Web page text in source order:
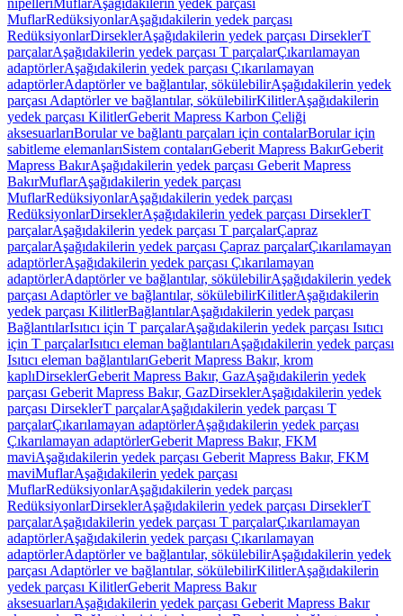
nipelleriMuflarAşağıdakilerin yedek parçası
MuflarRedüksiyonlarAşağıdakilerin yedek parçası
RedüksiyonlarDirseklerAşağıdakilerin yedek parçası DirseklerT
parçalarAşağıdakilerin yedek parçası T parçalarÇıkarılamayan
adaptörlerAşağıdakilerin yedek parçası Çıkarılamayan
adaptörlerAdaptörler ve bağlantılar, sökülebilirAşağıdakilerin yedek
parçası Adaptörler ve bağlantılar, sökülebilirKilitlerAşağıdakilerin
yedek parçası KilitlerGeberit Mapress Karbon Çeliği
aksesuarlarıBorular ve bağlantı parçaları için contalarBorular için
sabitleme elemanlarıSistem contalarıGeberit Mapress BakırGeberit
Mapress BakırAşağıdakilerin yedek parçası Geberit Mapress
BakırMuflarAşağıdakilerin yedek parçası
MuflarRedüksiyonlarAşağıdakilerin yedek parçası
RedüksiyonlarDirseklerAşağıdakilerin yedek parçası DirseklerT
parçalarAşağıdakilerin yedek parçası T parçalarÇapraz
parçalarAşağıdakilerin yedek parçası Çapraz parçalarÇıkarılamayan
adaptörlerAşağıdakilerin yedek parçası Çıkarılamayan
adaptörlerAdaptörler ve bağlantılar, sökülebilirAşağıdakilerin yedek
parçası Adaptörler ve bağlantılar, sökülebilirKilitlerAşağıdakilerin
yedek parçası KilitlerBağlantılarAşağıdakilerin yedek parçası
BağlantılarIsıtıcı için T parçalarAşağıdakilerin yedek parçası Isıtıcı
için T parçalarIsıtıcı eleman bağlantılarıAşağıdakilerin yedek parçası
Isıtıcı eleman bağlantılarıGeberit Mapress Bakır, krom
kaplıDirseklerGeberit Mapress Bakır, GazAşağıdakilerin yedek
parçası Geberit Mapress Bakır, GazDirseklerAşağıdakilerin yedek
parçası DirseklerT parçalarAşağıdakilerin yedek parçası T
parçalarÇıkarılamayan adaptörlerAşağıdakilerin yedek parçası
Çıkarılamayan adaptörlerGeberit Mapress Bakır, FKM
maviAşağıdakilerin yedek parçası Geberit Mapress Bakır, FKM
maviMuflarAşağıdakilerin yedek parçası
MuflarRedüksiyonlarAşağıdakilerin yedek parçası
RedüksiyonlarDirseklerAşağıdakilerin yedek parçası DirseklerT
parçalarAşağıdakilerin yedek parçası T parçalarÇıkarılamayan
adaptörlerAşağıdakilerin yedek parçası Çıkarılamayan
adaptörlerAdaptörler ve bağlantılar, sökülebilirAşağıdakilerin yedek
parçası Adaptörler ve bağlantılar, sökülebilirKilitlerAşağıdakilerin
yedek parçası KilitlerGeberit Mapress Bakır
aksesuarlarıAşağıdakilerin yedek parçası Geberit Mapress Bakır